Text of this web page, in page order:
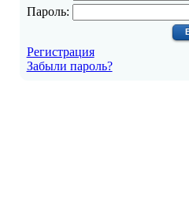
Пароль:
Регистрация
Забыли пароль?